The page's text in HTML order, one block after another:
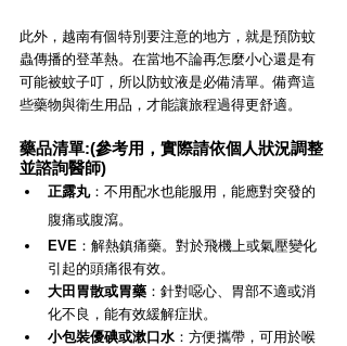
此外，越南有個特別要注意的地方，就是預防蚊
蟲傳播的登革熱。在當地不論再怎麼小心還是有
可能被蚊子叮，所以防蚊液是必備清單。備齊這
些藥物與衛生用品，才能讓旅程過得更舒適。
藥品清單:(參考用，實際請依個人狀況調整
並諮詢醫師)
正露丸：不用配水也能服用，能應對突發的
腹痛或腹瀉。
EVE ：解熱鎮痛藥。對於飛機上或氣壓變化
引起的頭痛很有效。
大田胃散或胃藥 ：針對噁心、胃部不適或消
化不良，能有效緩解症狀。
小包裝優碘或漱口水 ：方便攜帶，可用於喉